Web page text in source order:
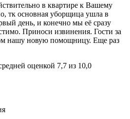
в квартире к Вашему
тк основная уборщица ушла в
день, и конечно мы её сразу
Приноси извинения. Гости за
нашу новую помощницу. Еще раз
оценкой 7,7 из 10,0